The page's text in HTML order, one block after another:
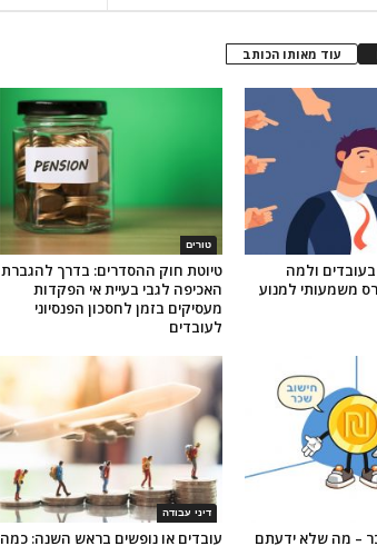
עוד מאותו הכותב
טורים
טיוטת חוק ההסדרים: בדרך להגברת
האכיפה לגבי בעיית אי הפקדות
מעסיקים בזמן לחסכון הפנסיוני
לעובדים
ולמה
משמעותי למנוע
דיני עבודה
עובדים או נופשים בראש השנה: כמה
– מה שלא ידעתם